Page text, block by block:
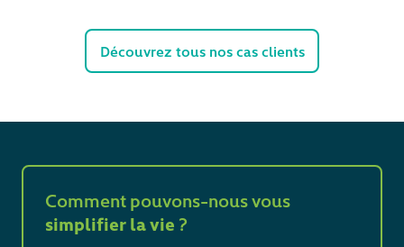
Découvrez tous nos cas clients
Comment pouvons-nous vous
simplifier la vie ?